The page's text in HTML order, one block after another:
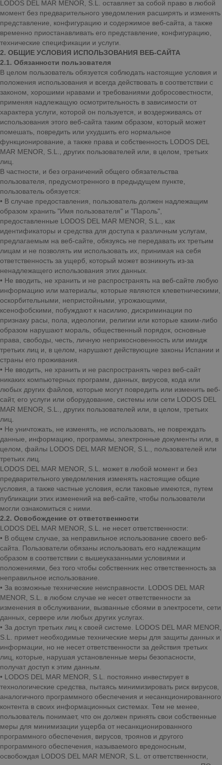
LODOS DEL MAR MENOR, S.L. оставляет за собой право в любой
момент без предварительного уведомления расширять и изменять
представление, конфигурацию и содержимое веб-сайта, а также
временно приостанавливать его представление, конфигурацию,
технические спецификации и услуги.
2. ОБЩИЕ УСЛОВИЯ ИСПОЛЬЗОВАНИЯ ВЕБ-САЙТА
2.1. Обязанности пользователя
В целом пользователь обязуется соблюдать настоящие условия и
положения использования и всегда действовать в соответствии с
законом, хорошими нравами и требованиями добросовестности,
применяя надлежащую осмотрительность в зависимости от
характера услуги, которой он пользуется, и воздерживаясь от
использования этого веб-сайта таким образом, который может
помешать, повредить или ухудшить его нормальное
функционирование, а также права и собственность LODOS DEL
MAR MENOR, S.L., других пользователей или, в целом, третьих
лиц.
В частности, и без ограничений общего обязательства
пользователя, предусмотренного в предыдущем пункте,
пользователь обязуется:
• В случае предоставления, пользователь должен надлежащим
образом хранить "Имя пользователя" и "Пароль",
предоставленные LODOS DEL MAR MENOR, S.L., как
идентификаторы и средства для доступа к различным услугам,
предлагаемым на веб-сайте, обязуясь не передавать их третьим
лицам и не позволять им использовать их, принимая на себя
ответственность за ущерб, который может возникнуть из-за
ненадлежащего использования этих данных.
• Не вводить, не хранить и не распространять на веб-сайте любую
информацию или материалы, которые являются клеветническими,
оскорбительными, непристойными, угрожающими,
ксенофобскими, побуждают к насилию, дискриминации по
признаку расы, пола, идеологии, религии или которые каким-либо
образом нарушают мораль, общественный порядок, основные
права, свободы, честь, личную неприкосновенность или имидж
третьих лиц и, в целом, нарушают действующие законы Испании и
страны его проживания.
• Не вводить, не хранить и не распространять через веб-сайт
никаких компьютерных программ, данных, вирусов, кода или
любых других файлов, которые могут повредить или изменить веб-
сайт, его услуги или оборудование, системы или сети LODOS DEL
MAR MENOR, S.L., других пользователей или, в целом, третьих
лиц.
• Не уничтожать, не изменять, не использовать, не повреждать
данные, информацию, программы, электронные документы или, в
целом, файлы LODOS DEL MAR MENOR, S.L., пользователей или
третьих лиц.
LODOS DEL MAR MENOR, S.L. может в любой момент и без
предварительного уведомления изменять настоящие общие
условия, а также частные условия, если таковые имеются, путем
публикации этих изменений на веб-сайте, чтобы пользователи
могли ознакомиться с ними.
2.2. Освобождение от ответственности
LODOS DEL MAR MENOR, S.L. не несет ответственности:
• В общем случае, за неправильное использование своего веб-
сайта. Пользователи обязаны использовать его надлежащим
образом в соответствии с вышеуказанными условиями и
положениями, без того чтобы собственник нес ответственность за
неправильное использование.
• За возможные технические неисправности. LODOS DEL MAR
MENOR, S.L. в любом случае не несет ответственности за
изменения в обслуживании, вызванные сбоями в электросети, сети
данных, сервере или любых других услугах.
• За доступ третьих лиц к своей системе. LODOS DEL MAR MENOR,
S.L. примет необходимые технические меры для защиты данных и
информации, но не несет ответственности за действия третьих
лиц, которые, нарушая установленные меры безопасности,
получат доступ к этим данным.
• LODOS DEL MAR MENOR, S.L. постоянно инвестирует в
технологические средства, пытаясь минимизировать риск вирусов,
аналогичного программного обеспечения и несанкционированного
контента в своих информационных системах. Тем не менее,
пользователь понимает, что он должен принять свои собственные
меры для минимизации ущерба от несанкционированного
программного обеспечения, вирусов, троянов и другого
программного обеспечения, называемого вредоносным,
освобождая LODOS DEL MAR MENOR, S.L. от ответственности,